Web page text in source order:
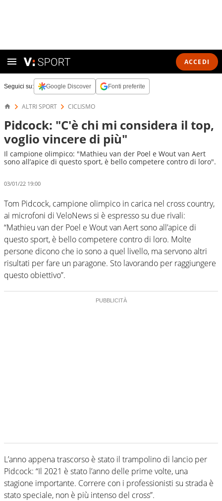
ACCEDI
Seguici su: Google Discover Fonti preferite
ALTRI SPORT CICLISMO
Pidcock: "C'è chi mi considera il top,
voglio vincere di più"
Il campione olimpico: "Mathieu van der Poel e Wout van Aert
sono all’apice di questo sport, è bello competere contro di loro".
03/01/22 19:00
Tom Pidcock, campione olimpico in carica nel cross country,
ai microfoni di VeloNews si è espresso su due rivali:
“Mathieu van der Poel e Wout van Aert sono all’apice di
questo sport, è bello competere contro di loro. Molte
persone dicono che io sono a quel livello, ma servono altri
risultati per fare un paragone. Sto lavorando per raggiungere
questo obiettivo”.
L’anno appena trascorso è stato il trampolino di lancio per
Pidcock: “Il 2021 è stato l’anno delle prime volte, una
stagione importante. Correre con i professionisti su strada è
stato speciale, non è più intenso del cross”.